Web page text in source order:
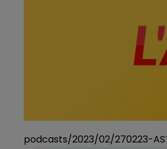
podcasts/2023/02/270223-